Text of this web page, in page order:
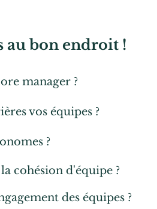
au bon endroit !
manager ?
vos équipes ?
?
cohésion d'équipe ?
des équipes ?